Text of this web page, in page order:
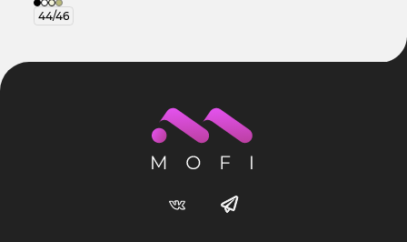
44/46